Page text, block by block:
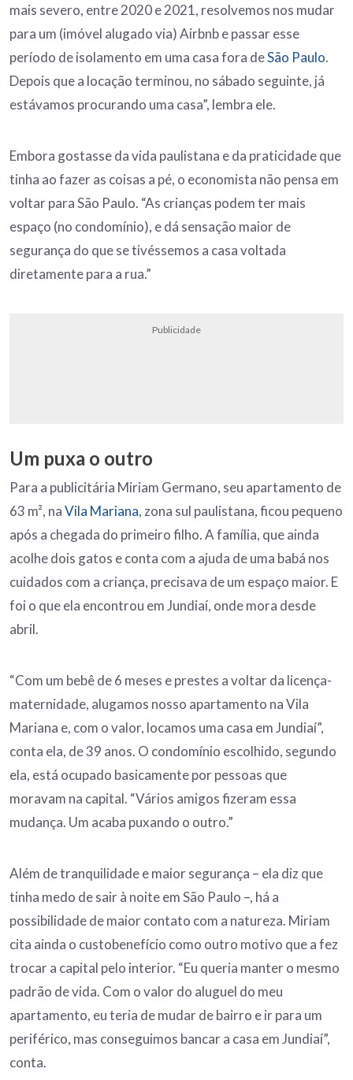
mais severo, entre 2020 e 2021, resolvemos nos mudar
para um (imóvel alugado via) Airbnb e passar esse
período de isolamento em uma casa fora deSão Paulo.
Depois que a locação terminou, no sábado seguinte, já
estávamos procurando uma casa”, lembra ele.
Embora gostasse da vida paulistana e da praticidade que
tinha ao fazer as coisas a pé, o economista não pensa em
voltar para São Paulo. “As crianças podem ter mais
espaço (no condomínio), e dá sensação maior de
segurança do que se tivéssemos a casa voltada
diretamente para a rua.”
Publicidade
Um puxa o outro
Para a publicitária Miriam Germano, seu apartamento de
63 m², naVila Mariana, zona sul paulistana, ficou pequeno
após a chegada do primeiro filho. A família, que ainda
acolhe dois gatos e conta com a ajuda de uma babá nos
cuidados com a criança, precisava de um espaço maior. E
foi o que ela encontrou em Jundiaí, onde mora desde
abril.
“Com um bebê de 6 meses e prestes a voltar da licença-
maternidade, alugamos nosso apartamento na Vila
Mariana e, com o valor, locamos uma casa em Jundiaí”,
conta ela, de 39 anos. O condomínio escolhido, segundo
ela, está ocupado basicamente por pessoas que
moravam na capital. “Vários amigos fizeram essa
mudança. Um acaba puxando o outro.”
Além de tranquilidade e maior segurança – ela diz que
tinha medo de sair à noite em São Paulo –, há a
possibilidade de maior contato com a natureza. Miriam
cita ainda o custobenefício como outro motivo que a fez
trocar a capital pelo interior. “Eu queria manter o mesmo
padrão de vida. Com o valor do aluguel do meu
apartamento, eu teria de mudar de bairro e ir para um
periférico, mas conseguimos bancar a casa em Jundiaí”,
conta.